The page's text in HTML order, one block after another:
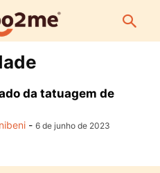
da tatuagem de
- 6 de junho de 2023